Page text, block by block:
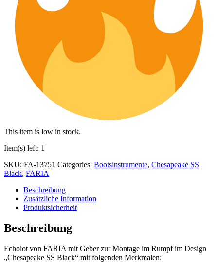
This item is low in stock.
Item(s) left: 1
SKU: FA-13751 Categories: Bootsinstrumente, Chesapeake SS
Black, FARIA
Beschreibung
Zusätzliche Information
Produktsicherheit
Beschreibung
Echolot von FARIA mit Geber zur Montage im Rumpf im Design
„Chesapeake SS Black“ mit folgenden Merkmalen: